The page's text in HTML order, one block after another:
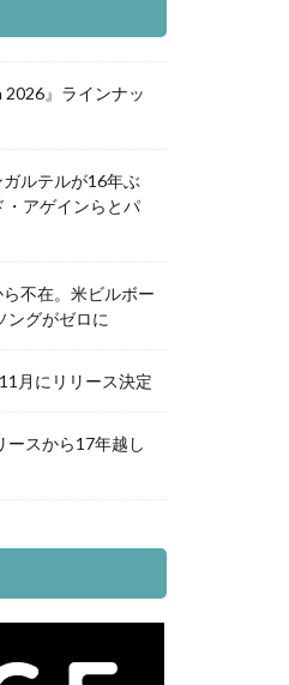
』ラインナッ
ルテルが16年ぶ
・アゲインらとパ
不在。米ビルボー
ングがゼロに
月にリリース決定
ースから17年越し